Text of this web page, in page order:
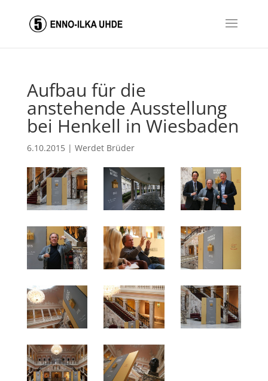
Aufbau für die
anstehende Ausstellung
bei Henkell in Wiesbaden
6.10.2015| Werdet Brüder